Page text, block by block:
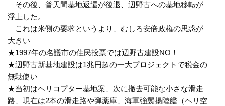
その後、普天間基地返還が後退、辺野古への基地移転が
浮上した。
これは米側の要求というより、むしろ安倍政権の思惑が
大きい
★1997年の名護市の住民投票では辺野古建設NO！
★辺野古新基地建設は1兆円超の一大プロジェクトで税金の
無駄使い
★当初はヘリコプター基地案、次に撤去可能な小さな滑走
路、現在は2本の滑走路や弾薬庫、海軍強襲揚陸艦（ヘリ空